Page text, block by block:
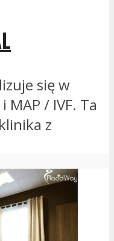
się w
/ IVF. Ta
z